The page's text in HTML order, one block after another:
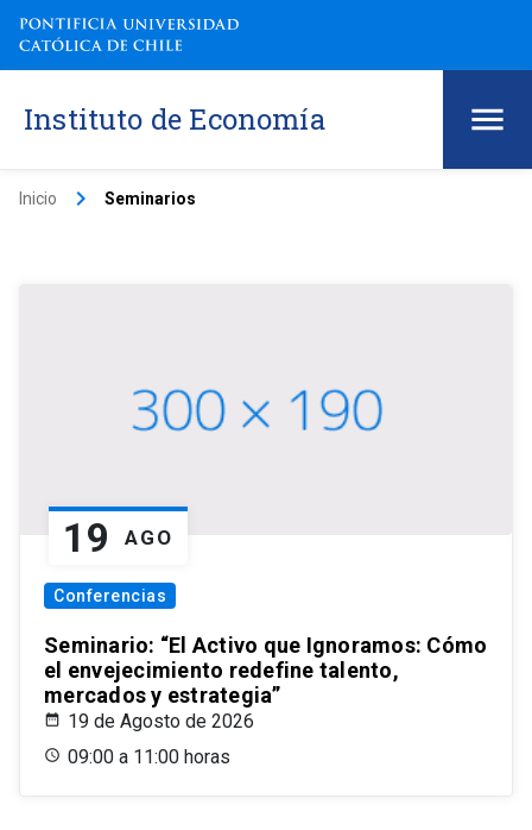
Instituto de Economía
Inicio keyboard_arrow_right Seminarios
19 AGO
Conferencias
Seminario: “El Activo que Ignoramos: Cómo
el envejecimiento redefine talento,
mercados y estrategia”
19 de Agosto de 2026
09:00 a 11:00 horas